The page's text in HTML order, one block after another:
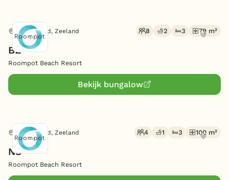
Kamperland, Zeeland 8 2 3 79 m²
BE
Roompot Beach Resort
Bekijk bungalow
Kamperland, Zeeland 4 1 3 100 m²
NS
Roompot Beach Resort